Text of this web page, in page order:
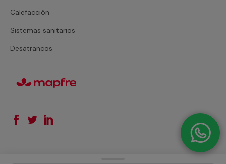
Calefacción
Sistemas sanitarios
Desatrancos